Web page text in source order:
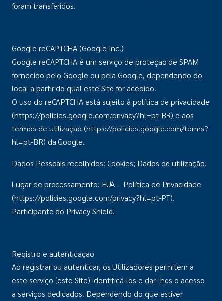
foram transferidos.
Google reCAPTCHA (Google Inc.)
Google reCAPTCHA é um serviço de proteção de SPAM
fornecido pelo Google ou pela Google, dependendo do
local a partir do qual este Site for acedido.
O uso do reCAPTCHA está sujeito à política de privacidade
(https://policies.google.com/privacy?hl=pt-BR) e aos
termos de utilização (https://policies.google.com/terms?
hl=pt-BR) da Google.
Dados Pessoais recolhidos: Cookies; Dados de utilização.
Lugar de processamento: EUA – Política de Privacidade
(https://policies.google.com/privacy?hl=pt-PT).
Participante do Privacy Shield.
Registro e autenticação
Ao registrar ou autenticar, os Utilizadores permitem a
este serviço (este Site) identificá-los e dar-lhes o acesso
a serviços dedicados. Dependendo do que estiver